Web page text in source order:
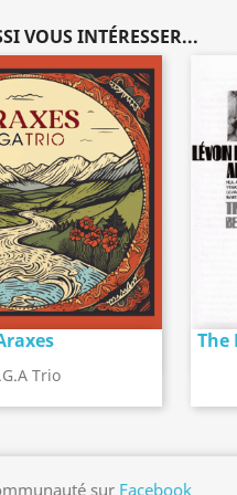
VOUS INTÉRESSER...
Trio
de l'album The
sur Facebook